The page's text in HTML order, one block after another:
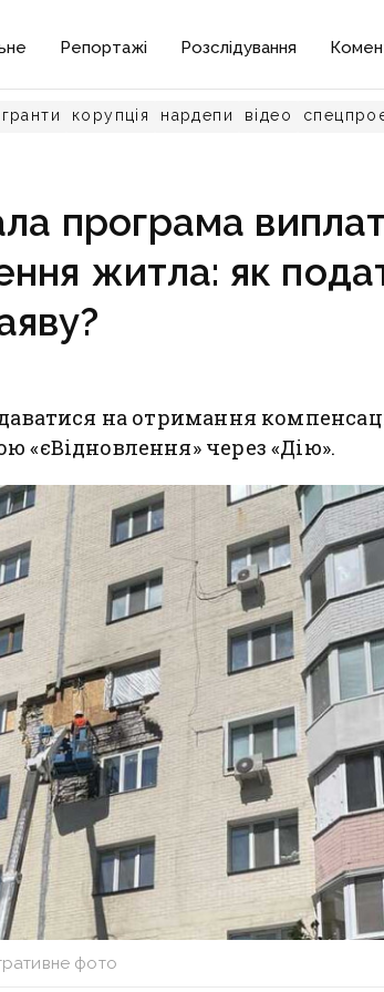
Репортажі Розслідування
гранти корупція нардепи відео
програма виплат
житла: як
на отримання
«єВідновлення» через «Дію».
фото